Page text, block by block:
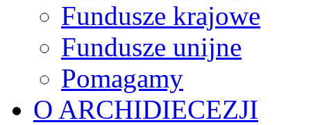
Fundusze krajowe
Fundusze unijne
Pomagamy
O ARCHIDIECEZJI